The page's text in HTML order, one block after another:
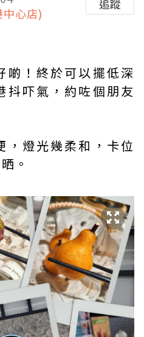
心店)
追蹤
啲！終於可以擺低深
抖吓氣，約咗個朋友
，燈光幾柔和，卡位
。